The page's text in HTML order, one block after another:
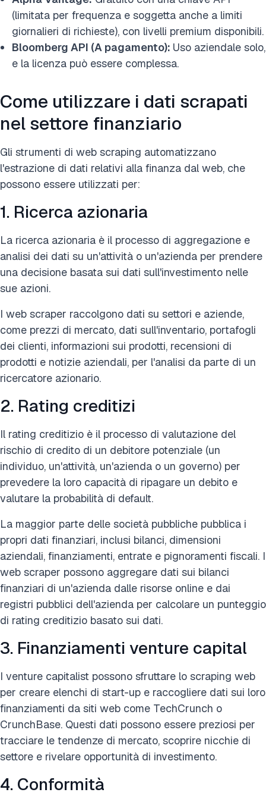
(limitata per frequenza e soggetta anche a limiti
giornalieri di richieste), con livelli premium disponibili.
Bloomberg API (A pagamento): Uso aziendale solo,
e la licenza può essere complessa.
Come utilizzare i dati scrapati
nel settore finanziario
Gli strumenti di web scraping automatizzano
l'estrazione di dati relativi alla finanza dal web, che
possono essere utilizzati per:
1. Ricerca azionaria
La ricerca azionaria è il processo di aggregazione e
analisi dei dati su un'attività o un'azienda per prendere
una decisione basata sui dati sull'investimento nelle
sue azioni.
I web scraper raccolgono dati su settori e aziende,
come prezzi di mercato, dati sull'inventario, portafogli
dei clienti, informazioni sui prodotti, recensioni di
prodotti e notizie aziendali, per l'analisi da parte di un
ricercatore azionario.
2. Rating creditizi
Il rating creditizio è il processo di valutazione del
rischio di credito di un debitore potenziale (un
individuo, un'attività, un'azienda o un governo) per
prevedere la loro capacità di ripagare un debito e
valutare la probabilità di default.
La maggior parte delle società pubbliche pubblica i
propri dati finanziari, inclusi bilanci, dimensioni
aziendali, finanziamenti, entrate e pignoramenti fiscali. I
web scraper possono aggregare dati sui bilanci
finanziari di un'azienda dalle risorse online e dai
registri pubblici dell'azienda per calcolare un punteggio
di rating creditizio basato sui dati.
3. Finanziamenti venture capital
I venture capitalist possono sfruttare lo scraping web
per creare elenchi di start-up e raccogliere dati sui loro
finanziamenti da siti web come TechCrunch o
CrunchBase. Questi dati possono essere preziosi per
tracciare le tendenze di mercato, scoprire nicchie di
settore e rivelare opportunità di investimento.
4. Conformità